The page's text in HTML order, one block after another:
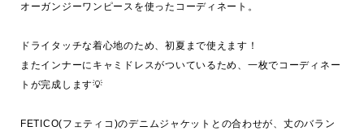
オーガンジーワンピースを使ったコーディネート。
ドライタッチな着心地のため、初夏まで使えます！
またインナーにキャミドレスがついているため、一枚でコーディネー
トが完成します💡
FETICO(フェティコ)のデニムジャケットとの合わせが、丈のバラン